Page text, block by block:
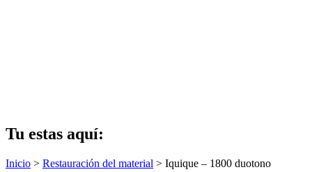
Tu estas aquí:
Inicio > Restauración del material > Iquique – 1800 duotono